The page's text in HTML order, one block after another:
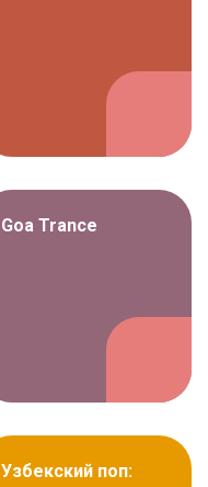
Goa Trance
Узбекский поп: